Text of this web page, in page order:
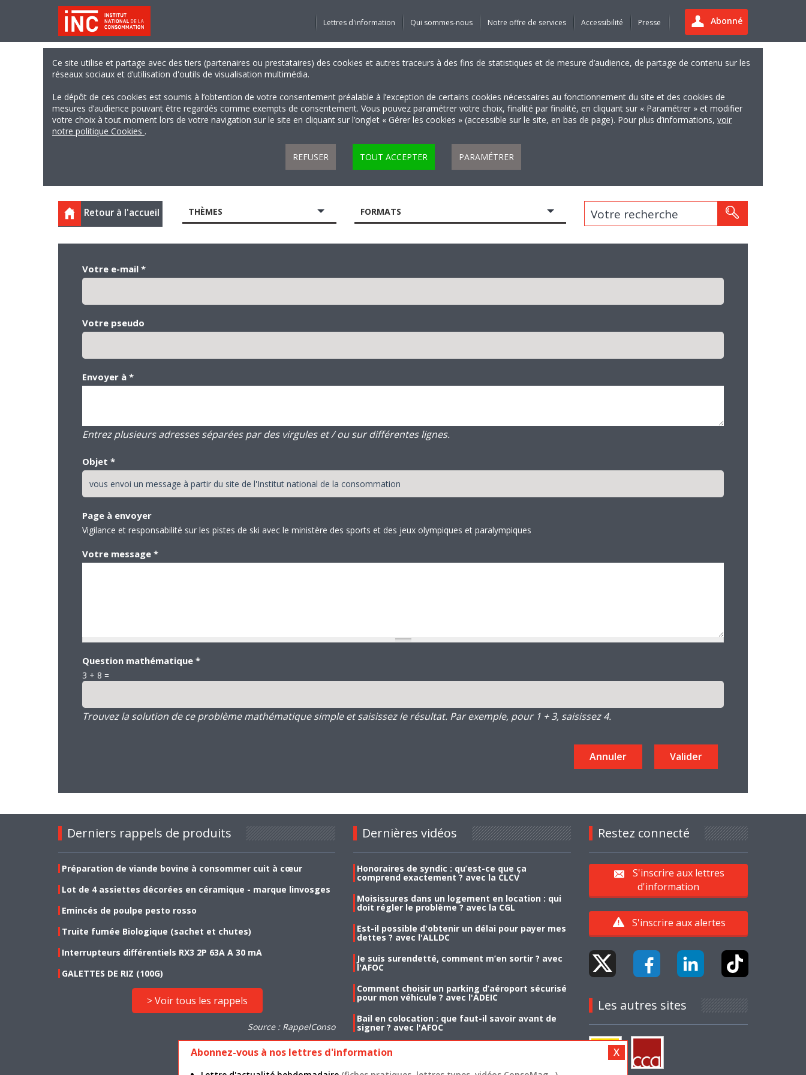
Abonné
Lettres d'information Qui sommes-nous Notre offre de services Accessibilité Presse
Ce site utilise et partage avec des tiers (partenaires ou prestataires) des cookies et autres traceurs à des fins de statistiques et de mesure d’audience, de partage de contenu sur les
réseaux sociaux et d’utilisation d'outils de visualisation multimédia.
Le dépôt de ces cookies est soumis à l’obtention de votre consentement préalable à l’exception de certains cookies nécessaires au fonctionnement du site et des cookies de
mesures d’audience pouvant être regardés comme exempts de consentement. Vous pouvez paramétrer votre choix, finalité par finalité, en cliquant sur « Paramétrer » et modifier
votre choix à tout moment lors de votre navigation sur le site en cliquant sur l’onglet « Gérer les cookies » (accessible sur le site, en bas de page). Pour plus d’informations, voir
notre politique Cookies .
REFUSER TOUT ACCEPTER PARAMÉTRER
Retour à l'accueil THÈMES FORMATS Votre recherche
Votre e-mail *
Votre pseudo
Envoyer à *
Entrez plusieurs adresses séparées par des virgules et / ou sur différentes lignes.
Objet *
Page à envoyer
Vigilance et responsabilité sur les pistes de ski avec le ministère des sports et des jeux olympiques et paralympiques
Votre message *
Question mathématique *
3 + 8 =
Trouvez la solution de ce problème mathématique simple et saisissez le résultat. Par exemple, pour 1 + 3, saisissez 4.
Derniers rappels de produits
Préparation de viande bovine à consommer cuit à cœur
Lot de 4 assiettes décorées en céramique - marque linvosges
Emincés de poulpe pesto rosso
Truite fumée Biologique (sachet et chutes)
Interrupteurs différentiels RX3 2P 63A A 30 mA
GALETTES DE RIZ (100G)
> Voir tous les rappels
Source : RappelConso
Dernières vidéos
Honoraires de syndic : qu’est-ce que ça
comprend exactement ? avec la CLCV
Moisissures dans un logement en location : qui
doit régler le problème ? avec la CGL
Est-il possible d'obtenir un délai pour payer mes
dettes ? avec l'ALLDC
Je suis surendetté, comment m’en sortir ? avec
l'AFOC
Comment choisir un parking d’aéroport sécurisé
pour mon véhicule ? avec l'ADEIC
Bail en colocation : que faut-il savoir avant de
signer ? avec l'AFOC
Restez connecté
S'inscrire aux lettres
d'information
S'inscrire aux alertes
Les autres sites
Abonnez-vous à nos lettres d'information